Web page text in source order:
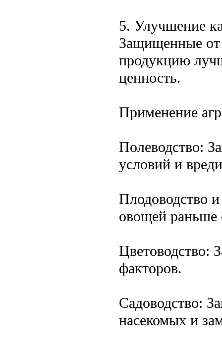
5. Улучшение
Защищенные от
продукцию
ценность.
Применение
Полеводство:
условий и
Плодоводство
овощей раньше
Цветоводство:
факторов.
Садоводство:
насекомых и